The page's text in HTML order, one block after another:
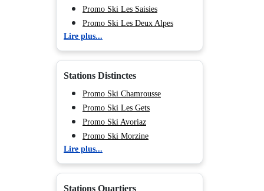
Promo Ski Les Saisies
Promo Ski Les Deux Alpes
Promo Ski Valmorel
Promo Ski Méribel
Promo Ski Courchevel
Promo Ski La Plagne
Promo Ski Les Arcs
Promo Ski Peisey Vallandry
Promo Ski Flaine
Promo Ski Morillon
Promo Ski Val Cenis
Lire plus...
Stations Distinctes
Promo Ski Chamrousse
Promo Ski Les Gets
Promo Ski Avoriaz
Promo Ski Morzine
Promo Ski Châtel
Promo Ski Le Grand Bornand
Lire plus...
Stations Quartiers